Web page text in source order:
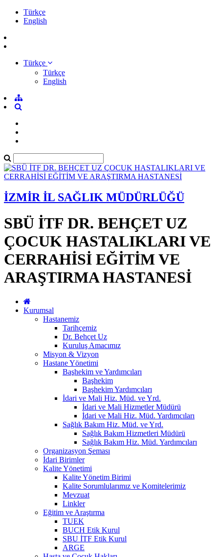
Türkçe
English
Türkçe
Türkçe
English
İZMİR İL SAĞLIK MÜDÜRLÜĞÜ
SBÜ İTF DR. BEHÇET UZ
ÇOCUK HASTALIKLARI VE
CERRAHİSİ EĞİTİM VE
ARAŞTIRMA HASTANESİ
Kurumsal
Hastanemiz
Tarihçemiz
Dr. Behçet Uz
Kuruluş Amacımız
Misyon & Vizyon
Hastane Yönetimi
Başhekim ve Yardımcıları
Başhekim
Başhekim Yardımcıları
İdari ve Mali Hiz. Müd. ve Yrd.
İdari ve Mali Hizmetler Müdürü
İdari ve Mali Hiz. Müd. Yardımcıları
Sağlık Bakım Hiz. Müd. ve Yrd.
Sağlık Bakım Hizmetleri Müdürü
Sağlık Bakım Hiz. Müd. Yardımcıları
Organizasyon Şeması
İdari Birimler
Kalite Yönetimi
Kalite Yönetim Birimi
Kalite Sorumlularımız ve Komitelerimiz
Mevzuat
Linkler
Eğitim ve Araştırma
TUEK
BUCH Etik Kurul
SBU İTF Etik Kurul
ARGE